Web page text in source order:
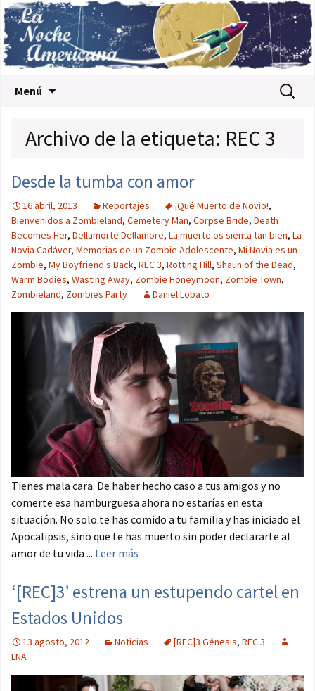
Menú Buscar:
Archivo de la etiqueta: REC 3
Desde la tumba con amor
16 abril, 2013 Reportajes ¡Qué Muerto de Novio!,
Bienvenidos a Zombieland, Cemetery Man, Corpse Bride, Death
Becomes Her, Dellamorte Dellamore, La muerte os sienta tan bien, La
Novia Cadáver, Memorias de un Zombie Adolescente, Mi Novia es un
Zombie, My Boyfriend's Back, REC 3, Rotting Hill, Shaun of the Dead,
Warm Bodies, Wasting Away, Zombie Honeymoon, Zombie Town,
Zombieland, Zombies Party Daniel Lobato
Tienes mala cara. De haber hecho caso a tus amigos y no
comerte esa hamburguesa ahora no estarías en esta
situación. No solo te has comido a tu familia y has iniciado el
Apocalipsis, sino que te has muerto sin poder declararte al
amor de tu vida ... Leer más
‘[REC]3’ estrena un estupendo cartel en
Estados Unidos
13 agosto, 2012 Noticias [REC]3 Génesis, REC 3
LNA